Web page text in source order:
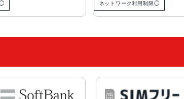
◯ ネットワーク利用制限◯